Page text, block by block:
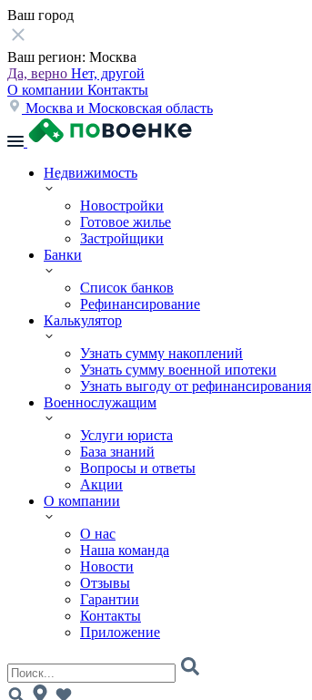
Ваш город
Ваш регион: Москва
Да, верно Нет, другой
О компании Контакты
Москва и Московская область
Недвижимость
Новостройки
Готовое жилье
Застройщики
Банки
Список банков
Рефинансирование
Калькулятор
Узнать сумму накоплений
Узнать сумму военной ипотеки
Узнать выгоду от рефинансирования
Военнослужащим
Услуги юриста
База знаний
Вопросы и ответы
Акции
О компании
О нас
Наша команда
Новости
Отзывы
Гарантии
Контакты
Приложение